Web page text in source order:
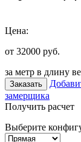
Цена:
от 32000 руб.
за метр в длину
Заказать
замерщика
Получить расчет
Выберите